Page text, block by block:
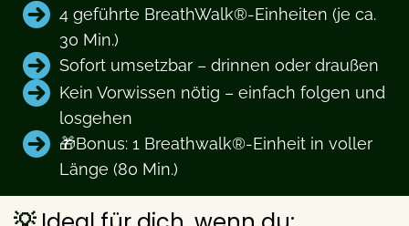
4 geführte BreathWalk®-Einheiten (je ca.
30 Min.)
Sofort umsetzbar – drinnen oder draußen
Kein Vorwissen nötig – einfach folgen und
losgehen
🎁Bonus: 1 Breathwalk®-Einheit in voller
Länge (80 Min.)